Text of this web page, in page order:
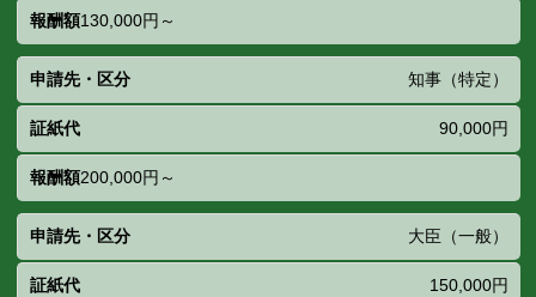
130,000円～
知事（特定）
90,000円
200,000円～
大臣（一般）
150,000円